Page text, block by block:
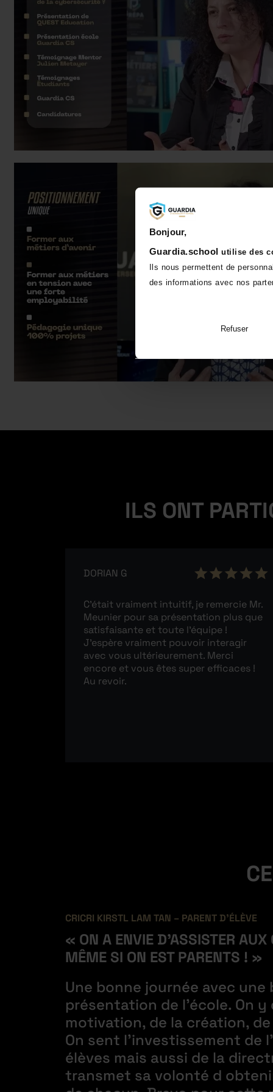
Bonjour,
Guardia.school utilise des
Ils nous permettent de
des informations avec nos
Refuser
ILS ONT
DORIAN G
C’était vraiment intuitif, je remercie Mr.
Meunier pour sa présentation plus que
satisfaisante et toute l’équipe !
J’espère vraiment pouvoir interagir
avec vous ultérieurement. Merci
encore et vous êtes super efficaces !
Au revoir.
CRICRI KIRSTL LAM TAN – PARENT D’ÉLÈVE
« ON A ENVIE D’ASSISTER
MÊME SI ON EST PARENTS ! »
Une bonne journée avec une
présentation de l’école. On y
motivation, de la création,
On sent l’investissement de
élèves mais aussi de la
transmet sa volonté d